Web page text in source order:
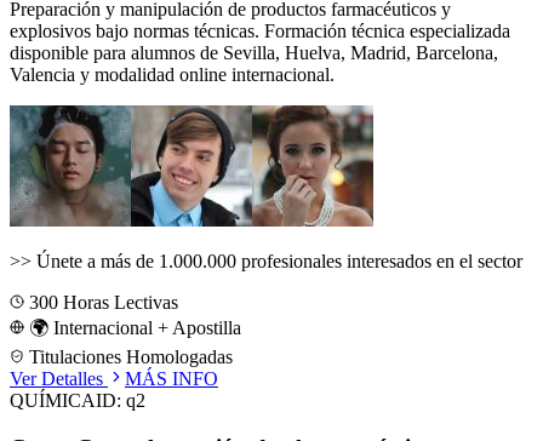
Preparación y manipulación de productos farmacéuticos y
explosivos bajo normas técnicas. Formación técnica especializada
disponible para alumnos de Sevilla, Huelva, Madrid, Barcelona,
Valencia y modalidad online internacional.
>> Únete a más de 1.000.000 profesionales interesados en el sector
300 Horas Lectivas
🌍 Internacional + Apostilla
Titulaciones Homologadas
Ver Detalles
MÁS INFO
QUÍMICAID: q2